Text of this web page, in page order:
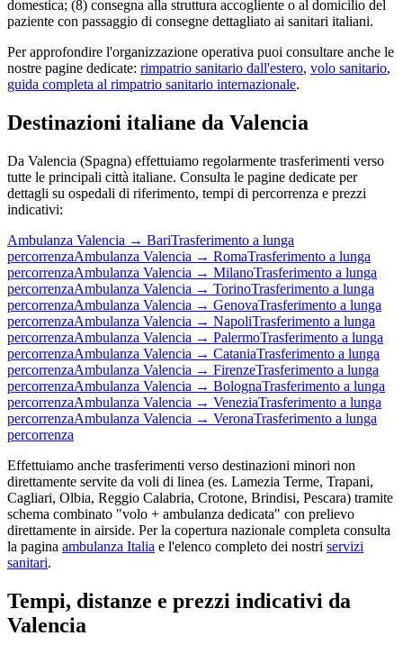
domestica; (8) consegna alla struttura accogliente o al domicilio del
paziente con passaggio di consegne dettagliato ai sanitari italiani.
Per approfondire l'organizzazione operativa puoi consultare anche le
nostre pagine dedicate: rimpatrio sanitario dall'estero, volo sanitario,
guida completa al rimpatrio sanitario internazionale.
Destinazioni italiane da Valencia
Da Valencia (Spagna) effettuiamo regolarmente trasferimenti verso
tutte le principali città italiane. Consulta le pagine dedicate per
dettagli su ospedali di riferimento, tempi di percorrenza e prezzi
indicativi:
Ambulanza Valencia → BariTrasferimento a lunga
percorrenzaAmbulanza Valencia → RomaTrasferimento a lunga
percorrenzaAmbulanza Valencia → MilanoTrasferimento a lunga
percorrenzaAmbulanza Valencia → TorinoTrasferimento a lunga
percorrenzaAmbulanza Valencia → GenovaTrasferimento a lunga
percorrenzaAmbulanza Valencia → NapoliTrasferimento a lunga
percorrenzaAmbulanza Valencia → PalermoTrasferimento a lunga
percorrenzaAmbulanza Valencia → CataniaTrasferimento a lunga
percorrenzaAmbulanza Valencia → FirenzeTrasferimento a lunga
percorrenzaAmbulanza Valencia → BolognaTrasferimento a lunga
percorrenzaAmbulanza Valencia → VeneziaTrasferimento a lunga
percorrenzaAmbulanza Valencia → VeronaTrasferimento a lunga
percorrenza
Effettuiamo anche trasferimenti verso destinazioni minori non
direttamente servite da voli di linea (es. Lamezia Terme, Trapani,
Cagliari, Olbia, Reggio Calabria, Crotone, Brindisi, Pescara) tramite
schema combinato "volo + ambulanza dedicata" con prelievo
direttamente in airside. Per la copertura nazionale completa consulta
la pagina ambulanza Italia e l'elenco completo dei nostri servizi
sanitari.
Tempi, distanze e prezzi indicativi da
Valencia